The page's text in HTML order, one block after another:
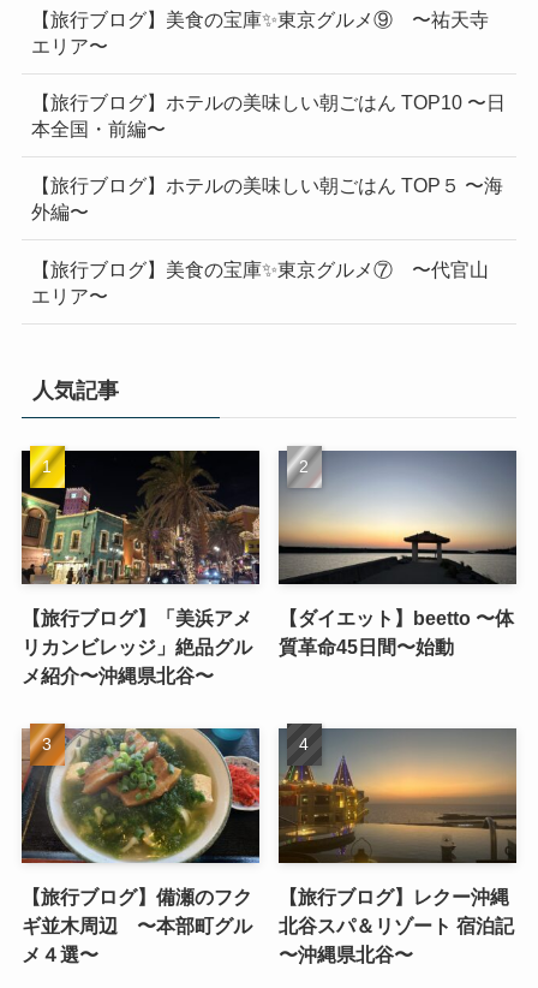
【旅行ブログ】美食の宝庫✨東京グルメ⑨ 〜祐天寺
エリア〜
【旅行ブログ】ホテルの美味しい朝ごはん TOP10 〜日
本全国・前編〜
【旅行ブログ】ホテルの美味しい朝ごはん TOP５ 〜海
外編〜
【旅行ブログ】美食の宝庫✨東京グルメ⑦ 〜代官山
エリア〜
人気記事
【旅行ブログ】「美浜アメ
リカンビレッジ」絶品グル
メ紹介〜沖縄県北谷〜
【ダイエット】beetto 〜体
質革命45日間〜始動
【旅行ブログ】備瀬のフク
ギ並木周辺 〜本部町グル
メ４選〜
【旅行ブログ】レクー沖縄
北谷スパ＆リゾート 宿泊記
〜沖縄県北谷〜